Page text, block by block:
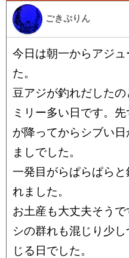
ごきぷりん
今日は朝一からアジ
た。
豆アジが釣れだした
ミリー多い日です。
が降ってからシブい
ましでした。
一発目がらぱらぱらと
れました。
お土産も大丈夫そう
シの群れも混じり少
じる日でした。